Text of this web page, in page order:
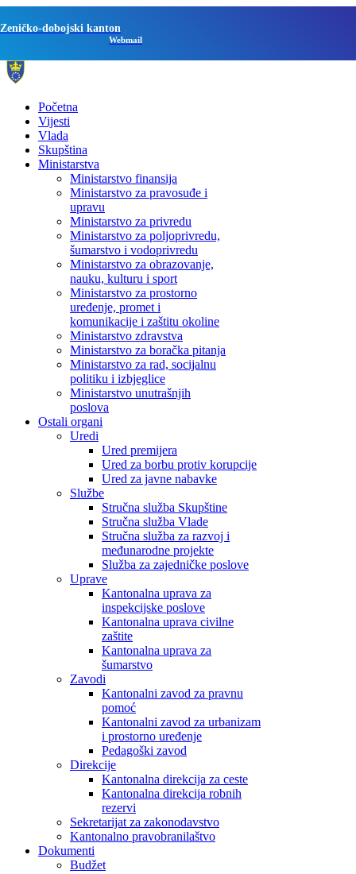
Zeničko-dobojski kanton
Webmail
Početna
Vijesti
Vlada
Skupština
Ministarstva
Ministarstvo finansija
Ministarstvo za pravosuđe i
upravu
Ministarstvo za privredu
Ministarstvo za poljoprivredu,
šumarstvo i vodoprivredu
Ministarstvo za obrazovanje,
nauku, kulturu i sport
Ministarstvo za prostorno
uređenje, promet i
komunikacije i zaštitu okoline
Ministarstvo zdravstva
Ministarstvo za boračka pitanja
Ministarstvo za rad, socijalnu
politiku i izbjeglice
Ministarstvo unutrašnjih
poslova
Ostali organi
Uredi
Ured premijera
Ured za borbu protiv korupcije
Ured za javne nabavke
Službe
Stručna služba Skupštine
Stručna služba Vlade
Stručna služba za razvoj i
međunarodne projekte
Služba za zajedničke poslove
Uprave
Kantonalna uprava za
inspekcijske poslove
Kantonalna uprava civilne
zaštite
Kantonalna uprava za
šumarstvo
Zavodi
Kantonalni zavod za pravnu
pomoć
Kantonalni zavod za urbanizam
i prostorno uređenje
Pedagoški zavod
Direkcije
Kantonalna direkcija za ceste
Kantonalna direkcija robnih
rezervi
Sekretarijat za zakonodavstvo
Kantonalno pravobranilaštvo
Dokumenti
Budžet